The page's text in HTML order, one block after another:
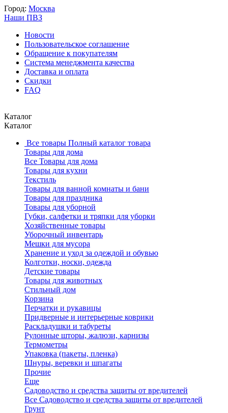
Город: Москва
Наши ПВЗ
Новости
Пользовательское соглашение
Обращение к покупателям
Система менеджмента качества
Доставка и оплата
Скидки
FAQ
Каталог
Каталог
Все товары Полный каталог товара
Товары для дома
Все Товары для дома
Товары для кухни
Текстиль
Товары для ванной комнаты и бани
Товары для праздника
Товары для уборной
Губки, салфетки и тряпки для уборки
Хозяйственные товары
Уборочный инвентарь
Мешки для мусора
Хранение и уход за одеждой и обувью
Колготки, носки, одежда
Детские товары
Товары для животных
Стильный дом
Корзина
Перчатки и рукавицы
Придверные и интерьерные коврики
Раскладушки и табуреты
Рулонные шторы, жалюзи, карнизы
Термометры
Упаковка (пакеты, пленка)
Шнуры, веревки и шпагаты
Прочие
Еще
Садоводство и средства защиты от вредителей
Все Садоводство и средства защиты от вредителей
Грунт